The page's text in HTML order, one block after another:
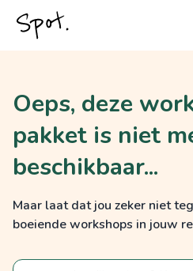
Oeps, deze
pakket is niet
beschikbaar...
Maar laat dat jou zeker niet
boeiende workshops in jouw